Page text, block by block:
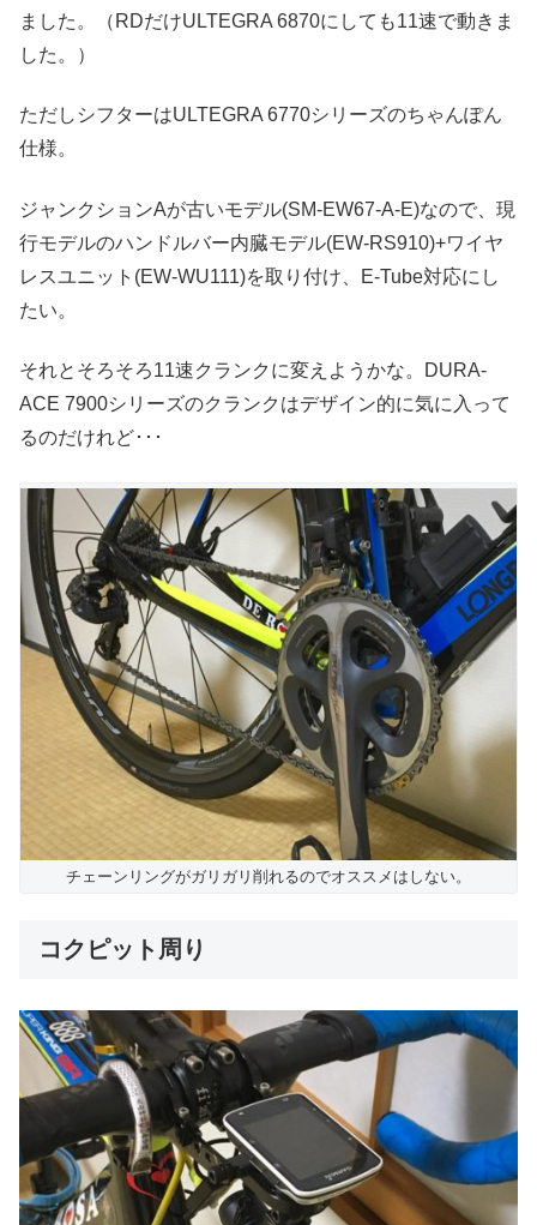
ました。（RDだけULTEGRA 6870にしても11速で動きま
した。）
ただしシフターはULTEGRA 6770シリーズのちゃんぽん
仕様。
ジャンクションAが古いモデル(SM-EW67-A-E)なので、現
行モデルのハンドルバー内臓モデル(EW-RS910)+ワイヤ
レスユニット(EW-WU111)を取り付け、E-Tube対応にし
たい。
それとそろそろ11速クランクに変えようかな。DURA-
ACE 7900シリーズのクランクはデザイン的に気に入って
るのだけれど･･･
チェーンリングがガリガリ削れるのでオススメはしない。
コクピット周り